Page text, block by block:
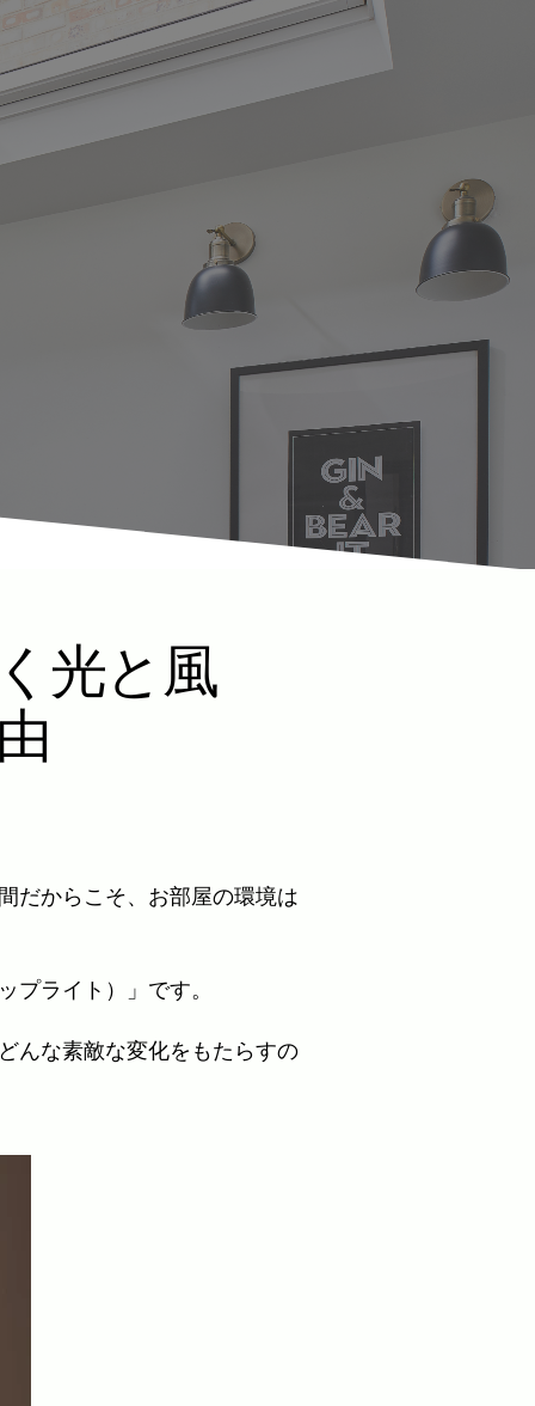
光と風
だからこそ、お部屋の環境は
ライト）」です。
んな素敵な変化をもたらすの